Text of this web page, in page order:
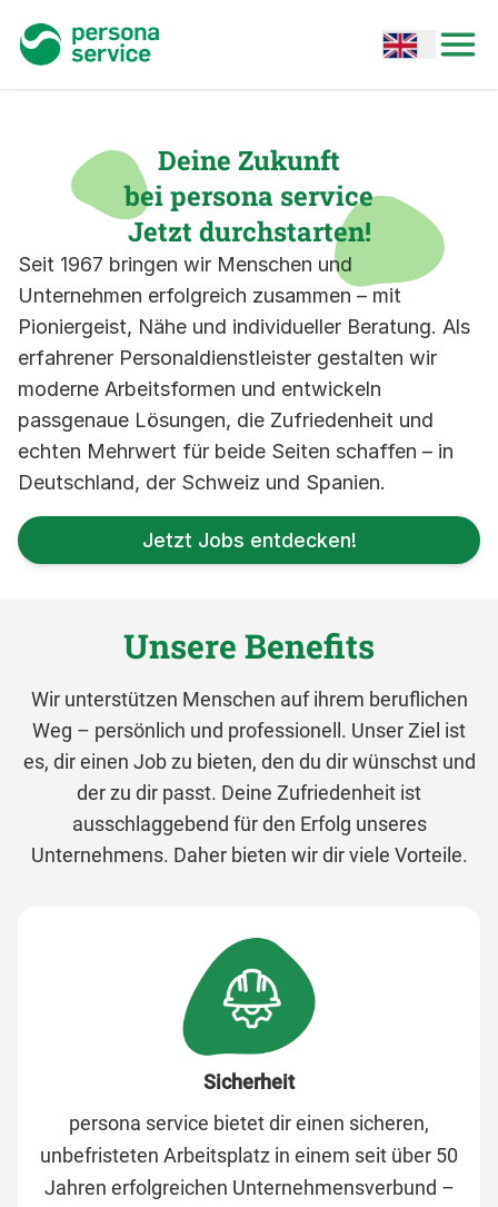
persona service Open options
Deine Zukunft
bei persona service
Jetzt durchstarten!
Seit 1967 bringen wir Menschen und
Unternehmen erfolgreich zusammen – mit
Pioniergeist, Nähe und individueller Beratung. Als
erfahrener Personaldienstleister gestalten wir
moderne Arbeitsformen und entwickeln
passgenaue Lösungen, die Zufriedenheit und
echten Mehrwert für beide Seiten schaffen – in
Deutschland, der Schweiz und Spanien.
Jetzt Jobs entdecken!
Unsere Benefits
Wir unterstützen Menschen auf ihrem beruflichen
Weg – persönlich und professionell. Unser Ziel ist
es, dir einen Job zu bieten, den du dir wünschst und
der zu dir passt. Deine Zufriedenheit ist
ausschlaggebend für den Erfolg unseres
Unternehmens. Daher bieten wir dir viele Vorteile.
Sicherheit
persona service bietet dir einen sicheren,
unbefristeten Arbeitsplatz in einem seit über 50
Jahren erfolgreichen Unternehmensverbund –